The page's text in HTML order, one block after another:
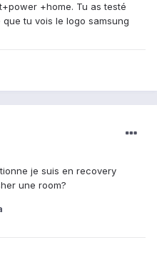
+home. Tu as testé
tu vois le logo samsung
je suis en recovery
une room?